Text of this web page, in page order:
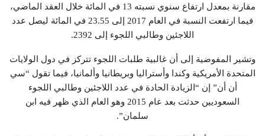
مقارنة بمعدل ارتفاع سنوي نسبته 13 في المائة خلال العقد الماضي،
فيما ارتفعت النسبة في العام 2017 إلى 23.55 في المائة ليصل عدد
اللاجئين وطالبي اللجوء إلى 2392.
وتشير المفوضية إلى أن غالبية طلبات اللجوء تتركز في دول الولايات
المتحدة الأمريكية وكندا وأستراليا وبريطانيا وألمانيا، فيما تقول “سي
أن أن” إن “الزيادة الحادة في عدد اللاجئين وطالبي اللجوء
السعوديين حدثت بعد عام 2015 وهو العام الذي ظهر فيه ابن
سلمان”.